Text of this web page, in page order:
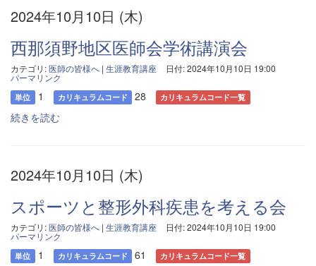
2024年10月10日 (木)
西那須野地区医師会学術講演会
カテゴリ:医師の皆様へ | 生涯教育講座 日付: 2024年10月10日 19:00
パーマリンク
単位 1 カリキュラムコード 28 カリキュラムコード一覧
続きを読む
2024年10月10日 (木)
スポーツと整形外科疾患を考える会
カテゴリ:医師の皆様へ | 生涯教育講座 日付: 2024年10月10日 19:00
パーマリンク
単位 1 カリキュラムコード 61 カリキュラムコード一覧